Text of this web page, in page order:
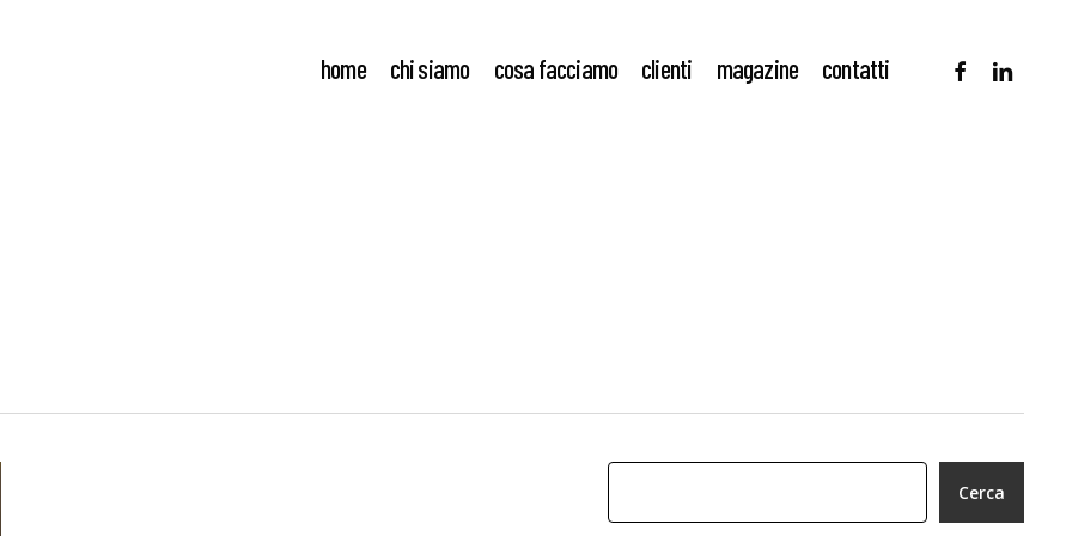
home chi siamo cosa facciamo clienti magazine contatti facebook
linkedin
Cerca